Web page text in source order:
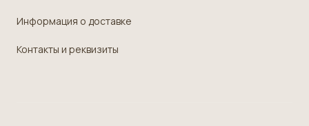
Информация о доставке
Контакты и реквизиты